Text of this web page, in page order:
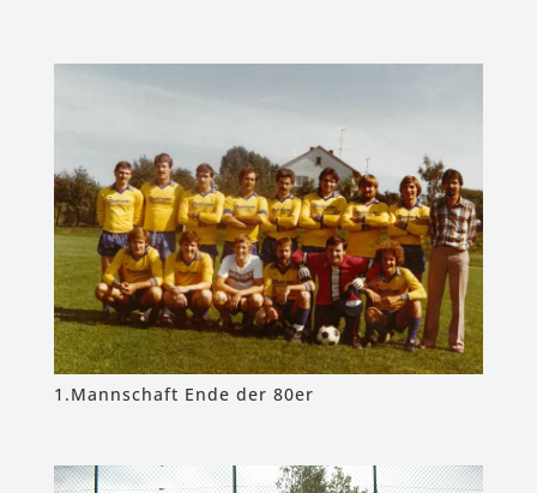
1.Mannschaft Ende der 80er